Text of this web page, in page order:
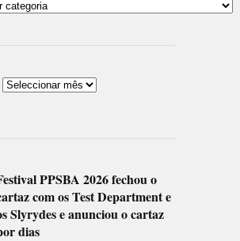
PPSBA 2026 fechou o
com os Test Department e
Slyrydes e anunciou o cartaz
dias